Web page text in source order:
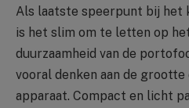
Als laatste speerpunt bij het
is het slim om te letten op
duurzaamheid van de
vooral denken aan de
apparaat. Compact en licht